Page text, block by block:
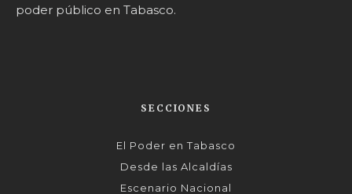
poder público en Tabasco.
SECCIONES
El Poder en Tabasco
Desde las Alcaldías
Escenario Nacional